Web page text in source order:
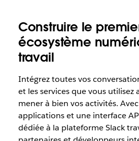
Construire le
écosystème
travail
Intégrez toutes vos
et les services que vous
mener à bien vos activités.
applications et une interface
dédiée à la plateforme Slack